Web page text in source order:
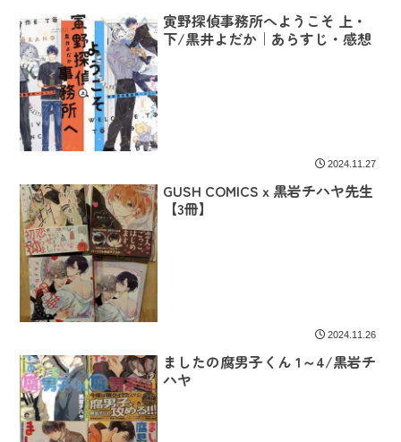
寅野探偵事務所へようこそ 上・
下/黒井よだか｜あらすじ・感想
2024.11.27
GUSH COMICSｘ黒岩チハヤ先生
【3冊】
2024.11.26
ましたの腐男子くん 1～4/黒岩チ
ハヤ